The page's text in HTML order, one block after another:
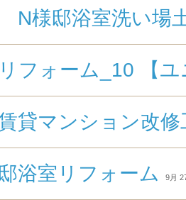
N様邸浴室洗い場
フォーム_10 【
貸マンション改
浴室リフォーム 9月